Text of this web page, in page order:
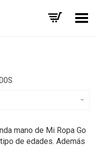
Menú
mano de Mi Ropa Go
de edades. Además